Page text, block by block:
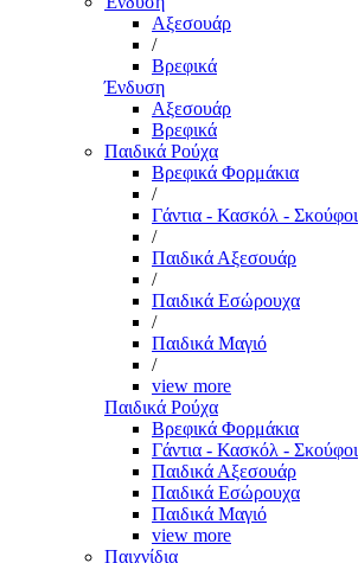
Αξεσουάρ
/
Βρεφικά
Ένδυση
Αξεσουάρ
Βρεφικά
Παιδικά Ρούχα
Βρεφικά Φορμάκια
/
Γάντια - Κασκόλ - Σκούφοι
/
Παιδικά Αξεσουάρ
/
Παιδικά Εσώρουχα
/
Παιδικά Μαγιό
/
view more
Παιδικά Ρούχα
Βρεφικά Φορμάκια
Γάντια - Κασκόλ - Σκούφοι
Παιδικά Αξεσουάρ
Παιδικά Εσώρουχα
Παιδικά Μαγιό
view more
Παιχνίδια